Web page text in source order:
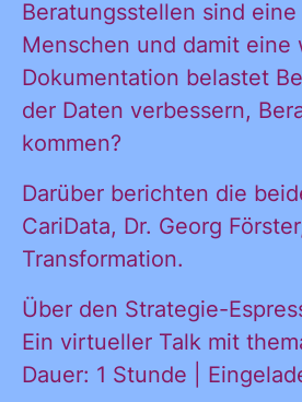
Beratungsstellen sind
Menschen und damit
Dokumentation belastet
der Daten verbessern,
kommen?
Darüber berichten die
CariData, Dr. Georg
Transformation.
Über den Strategie-
Ein virtueller Talk mit
Dauer: 1 Stunde |
Ja, ich möchte
alle
Informationen
und
Ja, ich